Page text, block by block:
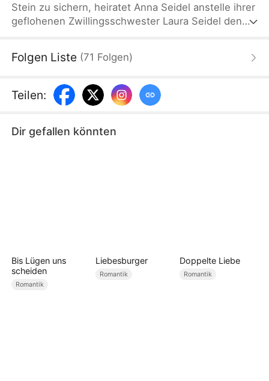
Stein zu sichern, heiratet Anna Seidel anstelle ihrer
geflohenen Zwillingsschwester Laura Seidel den
Ersatzbraut und erträgt Kälte, Missverständnisse
ihre Freiheit und findet schließlich wahre Liebe an
der Seite von Jonas Berger.
Folgen Liste (71 Folgen)
Teilen:
Dir gefallen könnten
Bis Lügen uns
scheiden
Romantik
Liebesburger
Romantik
Doppelte Liebe
Romantik